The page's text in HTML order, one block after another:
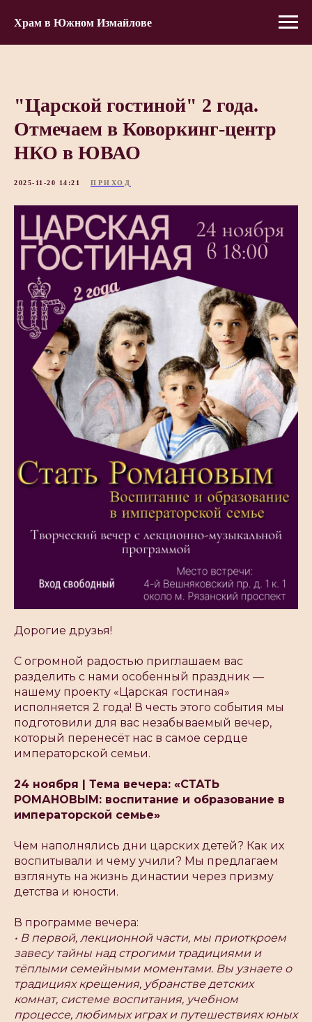
Храм в Южном Измайлове
"Царской гостиной" 2 года.
Отмечаем в Коворкинг-центр
НКО в ЮВАО
2025-11-20 14:21 ПРИХОД
Дорогие друзья!
С огромной радостью приглашаем вас
разделить с нами особенный праздник —
нашему проекту «Царская гостиная»
исполняется 2 года! В честь этого события мы
подготовили для вас незабываемый вечер,
который перенесёт нас в самое сердце
императорской семьи.
24 ноября | Тема вечера: «СТАТЬ
РОМАНОВЫМ: воспитание и образование в
императорской семье»
Чем наполнялись дни царских детей? Как их
воспитывали и чему учили? Мы предлагаем
взглянуть на жизнь династии через призму
детства и юности.
В программе вечера:
• В первой, лекционной части, мы приоткроем
завесу тайны над строгими традициями и
тёплыми семейными моментами. Вы узнаете о
традициях крещения, убранстве детских
комнат, системе воспитания, учебном
процессе, любимых играх и путешествиях юных